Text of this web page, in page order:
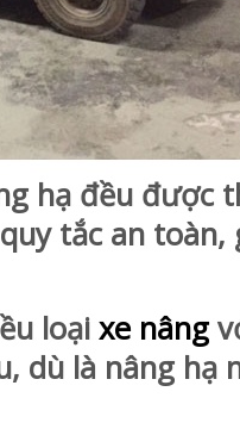
hạ đều được
tắc an toàn,
loại xe nâng
dù là nâng hạ